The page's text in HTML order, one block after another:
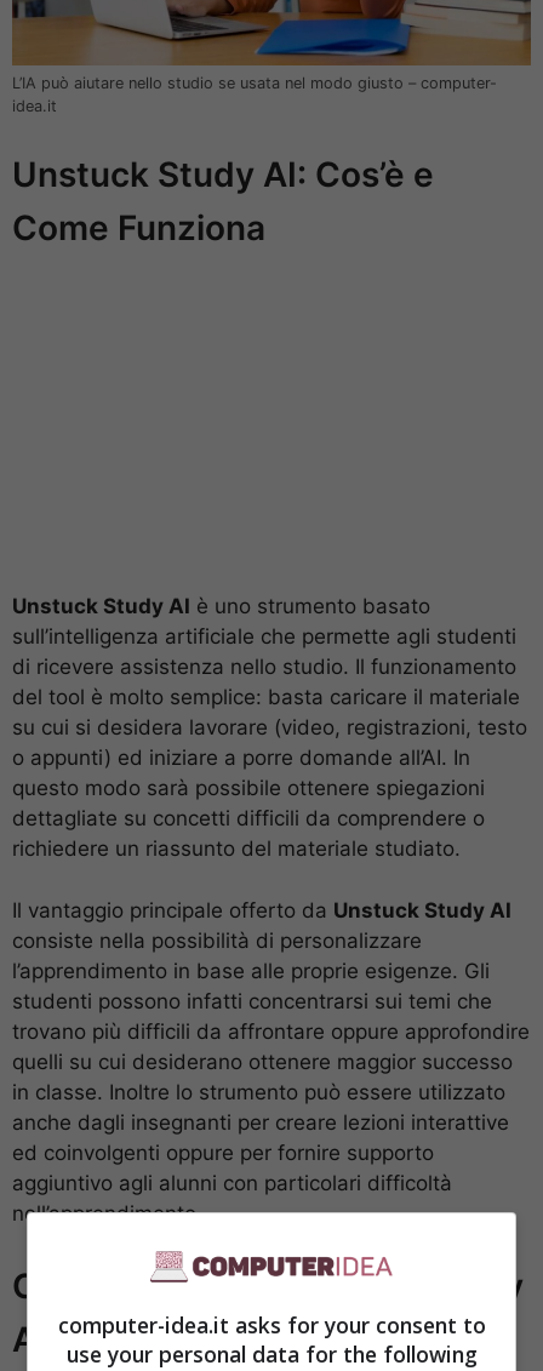
L’IA può aiutare nello studio se usata nel modo giusto – computer-
idea.it
Unstuck Study AI: Cos’è e
Come Funziona
Unstuck Study AI è uno strumento basato
sull’intelligenza artificiale che permette agli studenti
di ricevere assistenza nello studio. Il funzionamento
del tool è molto semplice: basta caricare il materiale
su cui si desidera lavorare (video, registrazioni, testo
o appunti) ed iniziare a porre domande all’AI. In
questo modo sarà possibile ottenere spiegazioni
dettagliate su concetti difficili da comprendere o
richiedere un riassunto del materiale studiato.
Il vantaggio principale offerto da Unstuck Study AI
consiste nella possibilità di personalizzare
l’apprendimento in base alle proprie esigenze. Gli
studenti possono infatti concentrarsi sui temi che
trovano più difficili da affrontare oppure approfondire
quelli su cui desiderano ottenere maggior successo
in classe. Inoltre lo strumento può essere utilizzato
anche dagli insegnanti per creare lezioni interattive
ed coinvolgenti oppure per fornire supporto
aggiuntivo agli alunni con particolari difficoltà
nell’apprendimento.
Come Utilizzare Unstuck Study
AI
computer-idea.it asks for your consent to
use your personal data for the following